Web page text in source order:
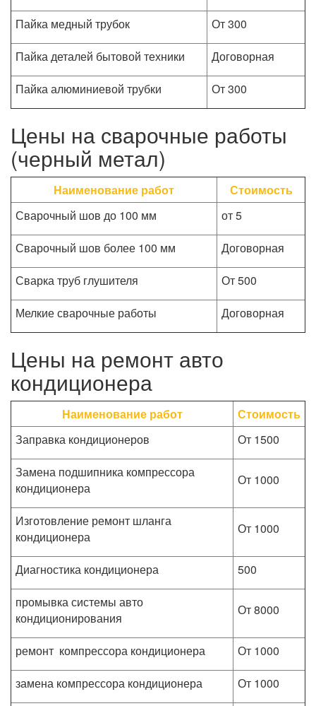
Пайка медный трубок
От 300
Пайка деталей бытовой техники
Договорная
Пайка алюминиевой трубки
От 300
Цены на сварочные работы
(черный метал)
Наименование работ
Стоимость
Сварочный шов до 100 мм
от 5
Сварочный шов более 100 мм
Договорная
Сварка труб глушителя
От 500
Мелкие сварочные работы
Договорная
Цены на ремонт авто
кондиционера
Наименование работ
Стоимость
Заправка кондиционеров
От 1500
Замена подшипника компрессора
кондиционера
От 1000
Изготовление ремонт шланга
кондиционера
От 1000
Диагностика кондиционера
500
промывка системы авто
кондиционирования
От 8000
ремонт компрессора кондиционера
От 1000
замена компрессора кондиционера
От 1000